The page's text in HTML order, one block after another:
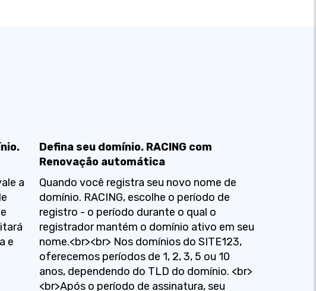
a
e
Defina seu domínio. RACING com
Renovação automática
Quando você registra seu novo nome de
domínio. RACING, escolhe o período de
registro - o período durante o qual o
registrador mantém o domínio ativo em seu
nome.<br><br> Nos domínios do SITE123,
oferecemos períodos de 1, 2, 3, 5 ou 10
anos, dependendo do TLD do domínio. <br>
<br>Após o período de assinatura, seu